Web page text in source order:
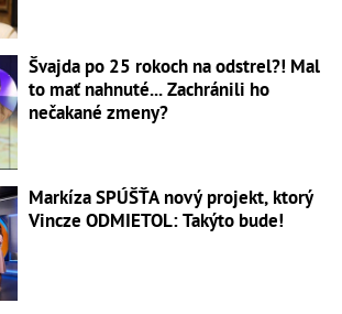
Švajda po 25 rokoch na odstrel?! Mal
to mať nahnuté... Zachránili ho
nečakané zmeny?
Markíza SPÚŠŤA nový projekt, ktorý
Vincze ODMIETOL: Takýto bude!